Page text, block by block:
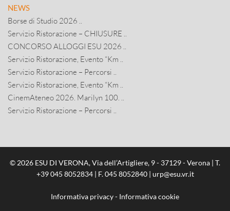
NEWS
Borse di Studio 2026 ..
Servizio Ristorazione – CHIUSURE ..
CONCORSO ALLOGGI ESU 2026 ..
Servizio Ristorazione, Evento “Km ..
Servizio Ristorazione – Percorsi ..
Servizio Ristorazione, Evento “Km ..
CinemAteneo 2026. Marilyn 100. ..
Servizio Ristorazione – Percorsi ..
© 2026 ESU DI VERONA, Via dell’Artigliere, 9 - 37129 - Verona | T.
+39 045 8052834| F. 045 8052840 | urp@esu.vr.it
Informativa privacy- Informativa cookie